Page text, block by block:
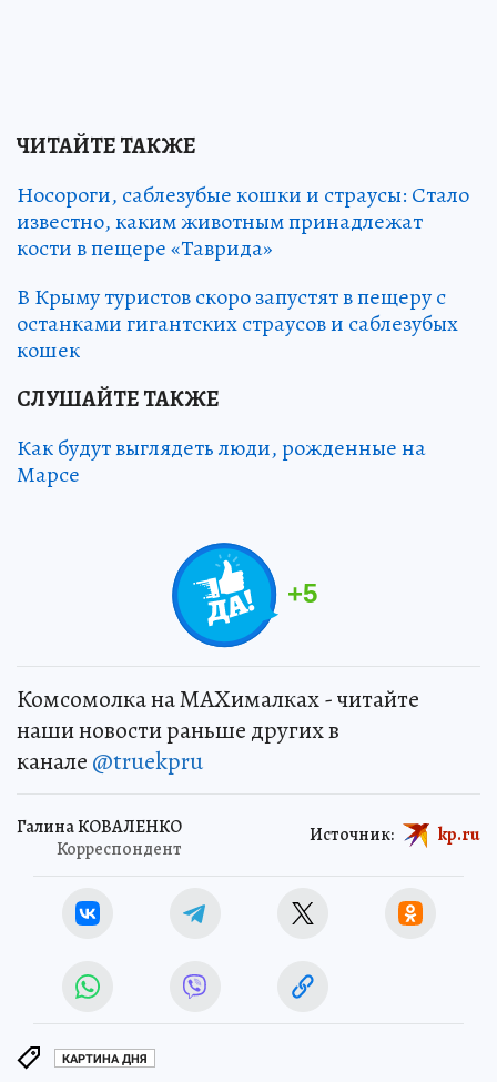
ЧИТАЙТЕ ТАКЖЕ
Носороги, саблезубые кошки и страусы: Стало
известно, каким животным принадлежат
кости в пещере «Таврида»
В Крыму туристов скоро запустят в пещеру с
останками гигантских страусов и саблезубых
кошек
СЛУШАЙТЕ ТАКЖЕ
Как будут выглядеть люди, рожденные на
Марсе
+5
Комсомолка на MAXималках - читайте
наши новости раньше других в
канале @truekpru
Галина КОВАЛЕНКО
Корреспондент
Источник: kp.ru
КАРТИНА ДНЯ